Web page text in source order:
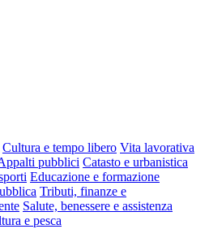
Cultura e tempo libero Vita lavorativa
pubblici Catasto e urbanistica
Educazione e formazione
Tributi, finanze e
Salute, benessere e assistenza
e pesca